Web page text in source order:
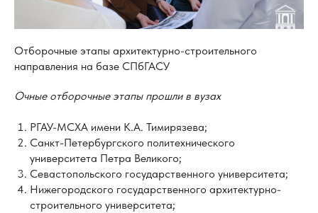
Отборочные этапы архитектурно-строительного
направления на базе СПбГАСУ
Очные отборочные этапы прошли в вузах
РГАУ-МСХА имени К.А. Тимирязева;
Санкт-Петербургского политехнического
университета Петра Великого;
Севастопольского государственного университета;
Нижегородского государственного архитектурно-
строительного университета;